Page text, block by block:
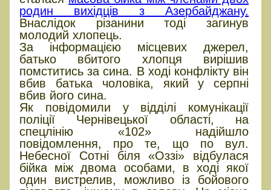
родин вихідців з Азербайджану.
Внаслідок різанини тоді загинув
молодий хлопець.
За інформацією місцевих джерел,
батько вбитого хлопця вирішив
помститись за сина. В ході конфлікту він
вбив батька чоловіка, який у серпні
вбив його сина.
Як повідомили у відділі комунікації
поліції Чернівецької області, на
спецлінію «102» надійшло
повідомлення, про те, що по вул.
Небесної Сотні біля «Оззі» відбулася
бійка між двома особами, в ході якої
один вистрелив, можливо із бойового